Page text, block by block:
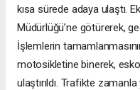
kısa sürede adaya ulaştı.
Müdürlüğü’ne götürerek,
İşlemlerin
motosikletine binerek,
ulaştırıldı. Trafikte